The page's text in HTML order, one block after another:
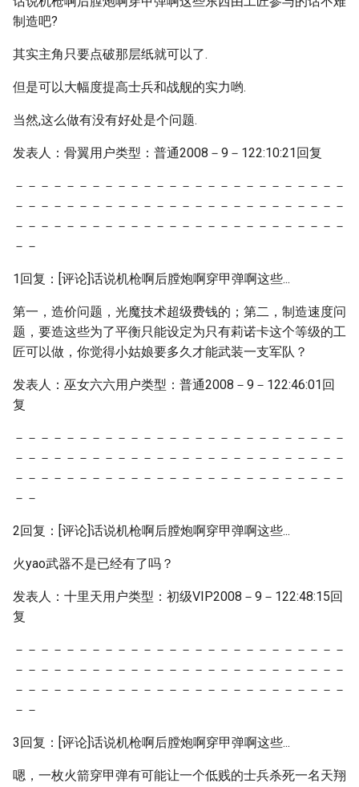
制造吧?
其实主角只要点破那层纸就可以了.
但是可以大幅度提高士兵和战舰的实力哟.
当然,这么做有没有好处是个问题.
发表人：骨翼用户类型：普通2008－9－122:10:21回复
－－－－－－－－－－－－－－－－－－－－－－－－－－
－－－－－－－－－－－－－－－－－－－－－－－－－－
－－－－－－－－－－－－－－－－－－－－－－－－－－
－－
1回复：[评论]话说机枪啊后膛炮啊穿甲弹啊这些...
第一，造价问题，光魔技术超级费钱的；第二，制造速度问
题，要造这些为了平衡只能设定为只有莉诺卡这个等级的工
匠可以做，你觉得小姑娘要多久才能武装一支军队？
发表人：巫女六六用户类型：普通2008－9－122:46:01回
复
－－－－－－－－－－－－－－－－－－－－－－－－－－
－－－－－－－－－－－－－－－－－－－－－－－－－－
－－－－－－－－－－－－－－－－－－－－－－－－－－
－－
2回复：[评论]话说机枪啊后膛炮啊穿甲弹啊这些...
火yao武器不是已经有了吗？
发表人：十里天用户类型：初级VIP2008－9－122:48:15回
复
－－－－－－－－－－－－－－－－－－－－－－－－－－
－－－－－－－－－－－－－－－－－－－－－－－－－－
－－－－－－－－－－－－－－－－－－－－－－－－－－
－－
3回复：[评论]话说机枪啊后膛炮啊穿甲弹啊这些...
嗯，一枚火箭穿甲弹有可能让一个低贱的士兵杀死一名天翔